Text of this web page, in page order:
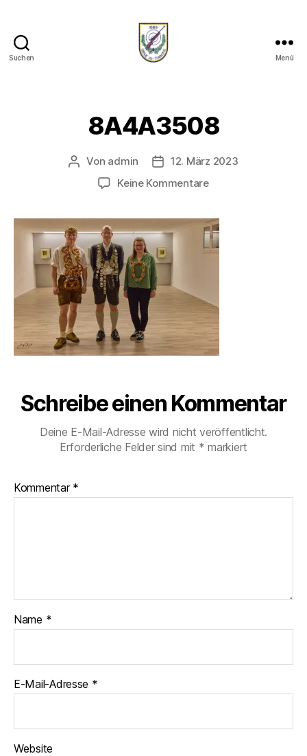
Suchen Menü
8A4A3508
Beitragsautor
Von admin Veröffentlichungsdatum
12. März 2023
Keine Kommentarezu
Schreibe einen Kommentar
Deine E-Mail-Adresse wird nicht veröffentlicht.
Erforderliche Felder sind mit * markiert
Kommentar *
Name *
E-Mail-Adresse *
Website